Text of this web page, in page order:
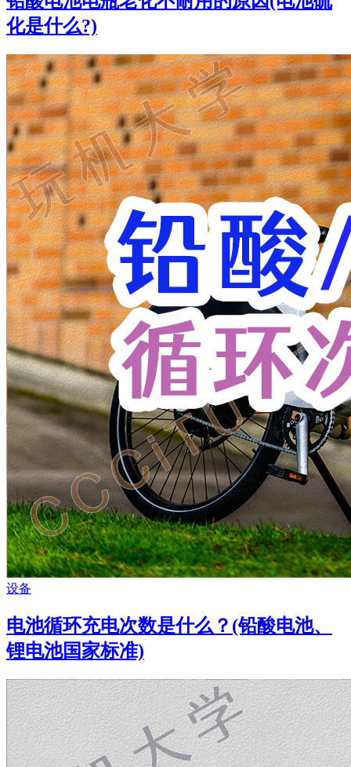
化是什么?)
设备
电池循环充电次数是什么？(铅酸电池、
锂电池国家标准)